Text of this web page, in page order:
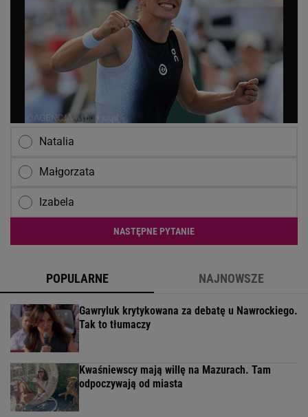
Natalia
Małgorzata
Izabela
NASTĘPNE PYTANIE
POPULARNE NAJNOWSZE
Gawryluk krytykowana za debatę u Nawrockiego.
Tak to tłumaczy
Kwaśniewscy mają willę na Mazurach. Tam
odpoczywają od miasta